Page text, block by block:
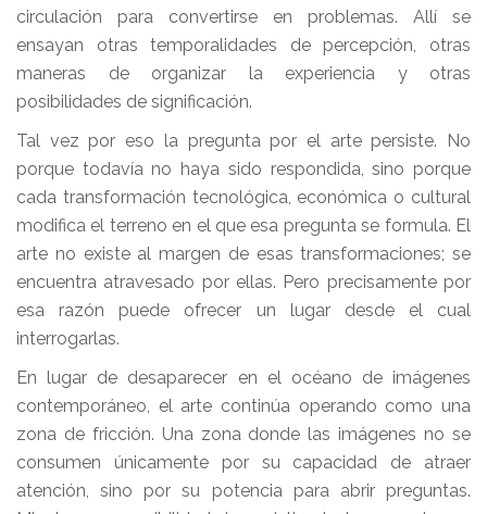
circulación para convertirse en problemas. Allí se
ensayan otras temporalidades de percepción, otras
maneras de organizar la experiencia y otras
posibilidades de significación.
Tal vez por eso la pregunta por el arte persiste. No
porque todavía no haya sido respondida, sino porque
cada transformación tecnológica, económica o cultural
modifica el terreno en el que esa pregunta se formula. El
arte no existe al margen de esas transformaciones; se
encuentra atravesado por ellas. Pero precisamente por
esa razón puede ofrecer un lugar desde el cual
interrogarlas.
En lugar de desaparecer en el océano de imágenes
contemporáneo, el arte continúa operando como una
zona de fricción. Una zona donde las imágenes no se
consumen únicamente por su capacidad de atraer
atención, sino por su potencia para abrir preguntas.